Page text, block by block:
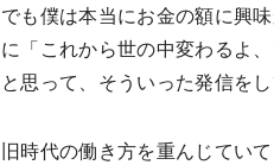
でも僕は本当にお金の額に興
に「これから世の中変わるよ
と思って、そういった発信をし
旧時代の働き方を重んじてい